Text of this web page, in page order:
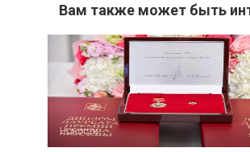
Вам также может быть
Новости